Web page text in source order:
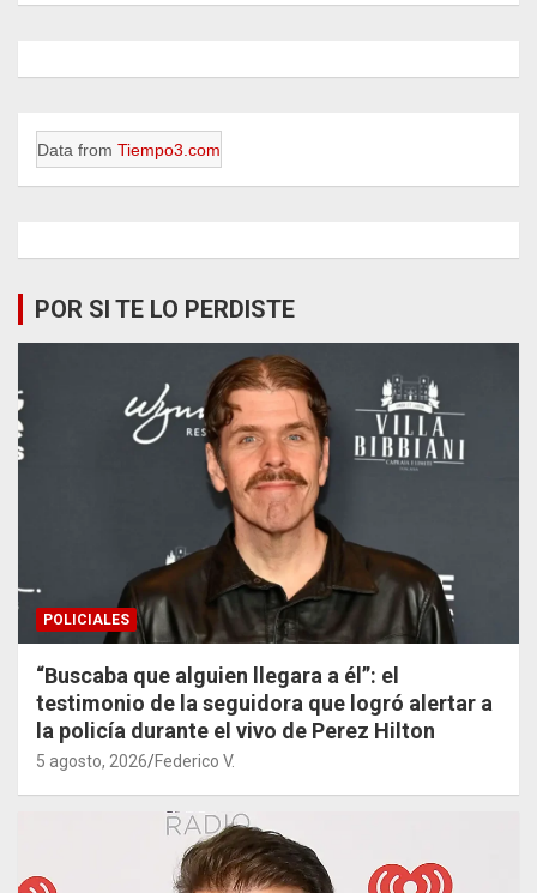
Data from Tiempo3.com
POR SI TE LO PERDISTE
POLICIALES
“Buscaba que alguien llegara a él”: el
testimonio de la seguidora que logró alertar a
la policía durante el vivo de Perez Hilton
5 agosto, 2026 Federico V.